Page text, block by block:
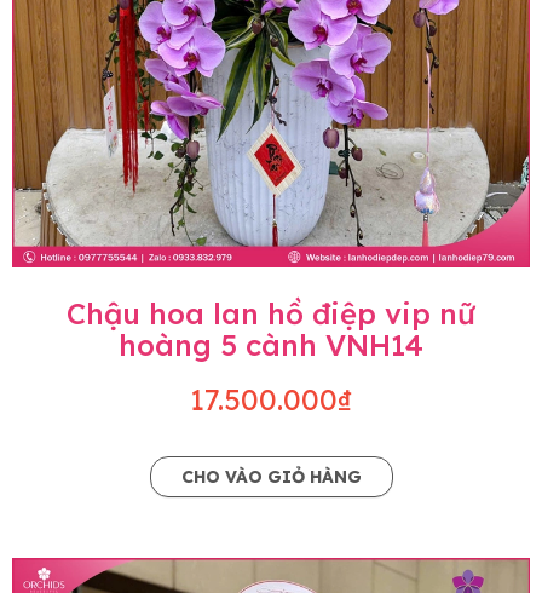
Chậu hoa lan hồ điệp vip nữ
hoàng 5 cành VNH14
17.500.000₫
CHO VÀO GIỎ HÀNG